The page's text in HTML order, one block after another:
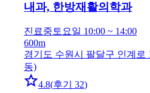
내과, 한방재활의학과
진료중 토요일 10:00 ~ 14:00
600m
경기도 수원시 팔달구 인계로
동)
4.8(후기 32)